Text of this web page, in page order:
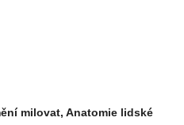
milovat, Anatomie lidské